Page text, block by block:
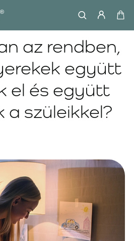
az rendben,
együtt
el és együtt
a szüleikkel?